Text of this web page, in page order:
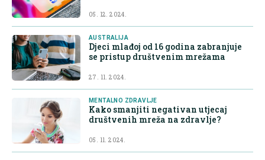
05. 12. 2024.
AUSTRALIJA
Djeci mlađoj od 16 godina zabranjuje
se pristup društvenim mrežama
27. 11. 2024.
MENTALNO ZDRAVLJE
Kako smanjiti negativan utjecaj
društvenih mreža na zdravlje?
05. 11. 2024.